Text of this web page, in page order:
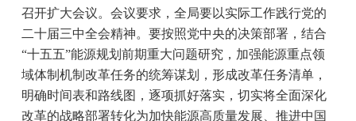
召开扩大会议。会议要求，全局要以实际工作践行党的
二十届三中全会精神。要按照党中央的决策部署，结合
“十五五”能源规划前期重大问题研究，加强能源重点领
域体制机制改革任务的统筹谋划，形成改革任务清单，
明确时间表和路线图，逐项抓好落实，切实将全面深化
改革的战略部署转化为加快能源高质量发展、推进中国